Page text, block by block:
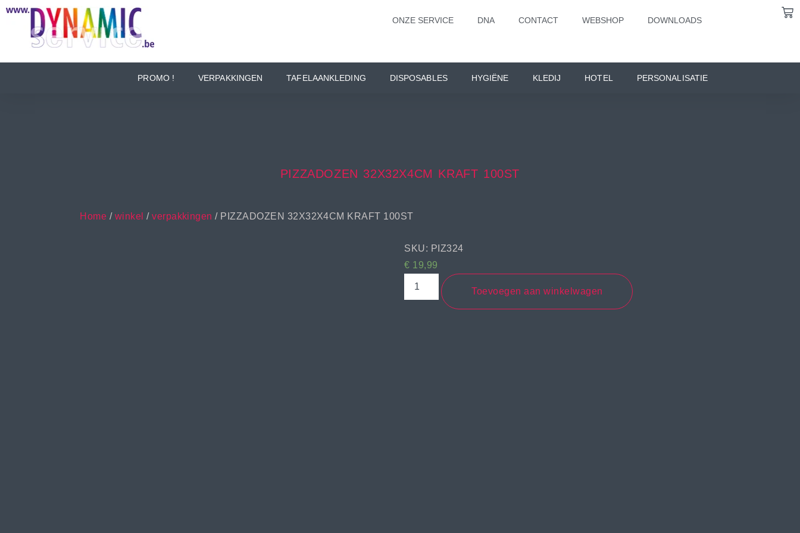
ONZE SERVICE DNA CONTACT WEBSHOP DOWNLOADS
PROMO ! VERPAKKINGEN TAFELAANKLEDING DISPOSABLES HYGIËNE KLEDIJ HOTEL PERSONALISATIE
PIZZADOZEN 32X32X4CM KRAFT 100ST
Home / winkel /verpakkingen / PIZZADOZEN 32X32X4CM KRAFT 100ST
SKU: PIZ324
€ 19,99
Toevoegen aan winkelwagen